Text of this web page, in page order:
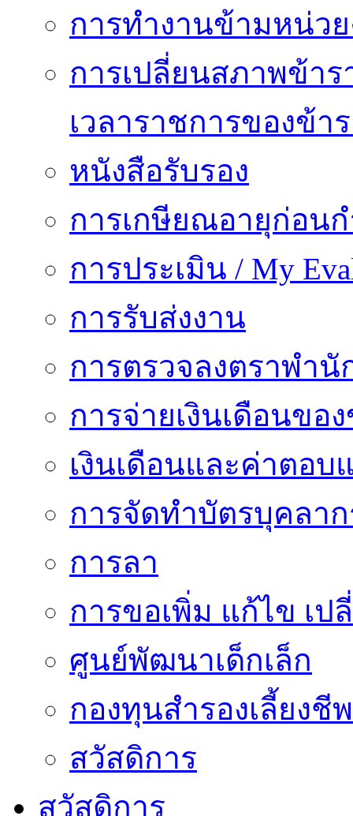
การทำงานข้ามหน่ว
การเปลี่ยนสภาพข้า
เวลาราชการของข้า
หนังสือรับรอง
การเกษียณอายุก่อน
การประเมิน / My
การรับส่งงาน
การตรวจลงตราพำ
การจ่ายเงินเดือนขอ
เงินเดือนและค่าตอบ
การจัดทำบัตรบุคลา
การลา
การขอเพิ่ม แก้ไข เ
ศูนย์พัฒนาเด็กเล็ก
กองทุนสำรองเลี้ยงชีพ
สวัสดิการ
สวัสดิการ